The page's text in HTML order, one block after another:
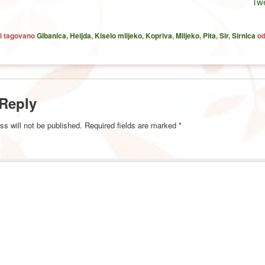
tagovanoGibanica,Heljda,Kiselo mlijeko,Kopriva,Mlijeko, Pita,Sir,Sirnica
will not be published. Required fields are marked *